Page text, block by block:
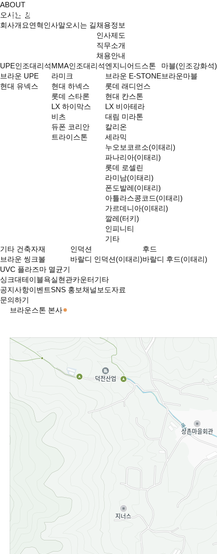
BROWN STONE
ABOUT
오시는 길
회사개요연혁인사말오시는 길채용정보
인사제도
직무소개
채용안내
UPE인조대리석
브라운 UPE
현대 유넥스
MMA인조대리석
라미크
현대 하넥스
롯데 스타론
LX 하이막스
비츠
듀폰 코리안
트라이스톤
엔지니어드스톤
브라운 E-STONE
롯데 래디언스
현대 칸스톤
LX 비아테라
대림 미라톤
칼리온
마블(인조강화석)
브라운마블
세라믹
누오보코르소(이태리)
파나리아(이태리)
롯데 로셀린
라미남(이태리)
폰도발레(이태리)
아틀라스콩코드(이태리)
가르데니아(이태리)
깔레(터키)
인피니티
기타
기타 건축자재
브라운 씽크볼
UVC 플라즈마 멸균기
인덕션
바랄디 인덕션(이태리)
후드
바랄디 후드(이태리)
싱크대테이블욕실현관카운터 기타
공지사항이벤트SNS 홍보채널 보도자료
문의하기
브라운스톤 본사